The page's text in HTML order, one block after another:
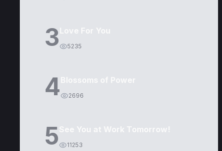
3 5235
4 2696
5 11253